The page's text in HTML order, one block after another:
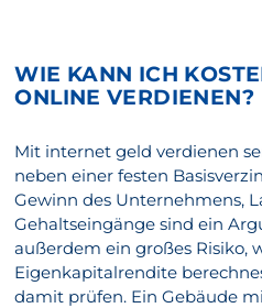
WIE KANN ICH
ONLINE VERDIENEN?
Mit internet geld verdienen
neben einer festen
Gewinn des Unternehmens,
Gehaltseingänge sind ein
außerdem ein großes Risiko,
Eigenkapitalrendite
damit prüfen. Ein Gebäude